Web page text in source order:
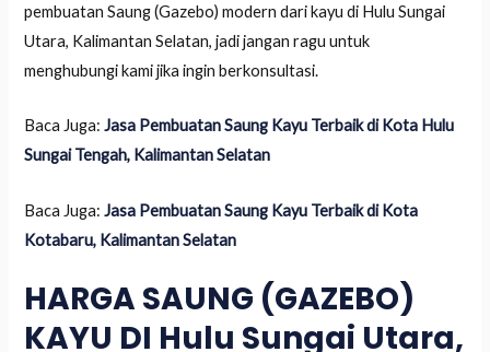
pembuatan Saung (Gazebo) modern dari kayu di Hulu Sungai
Utara, Kalimantan Selatan, jadi jangan ragu untuk
menghubungi kami jika ingin berkonsultasi.
Baca Juga:Jasa Pembuatan Saung Kayu Terbaik di Kota Hulu
Sungai Tengah, Kalimantan Selatan
Baca Juga:Jasa Pembuatan Saung Kayu Terbaik di Kota
Kotabaru, Kalimantan Selatan
HARGA SAUNG (GAZEBO)
KAYU DI Hulu Sungai Utara,